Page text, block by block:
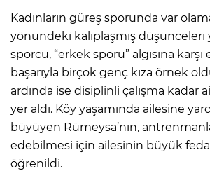
Kadınların güreş sporunda var
yönündeki kalıplaşmış düşünceleri
sporcu, “erkek sporu” algısına
başarıyla birçok genç kıza örnek
ardında ise disiplinli çalışma kadar
yer aldı. Köy yaşamında ailesine
büyüyen Rümeysa’nın,
edebilmesi için ailesinin büyük
öğrenildi.